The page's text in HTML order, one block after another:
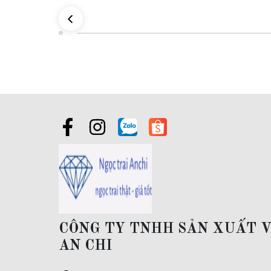
Đối tượng sử dụng: Dây chuyền vàng tây nữ, dây chuyền
Giao hàng toàn quốc và thanh toán khi nhận được hàng
Bảo hành:làm sạch sản phẩm trọn đời ( bằng máy rung siêu
Bỏ sỉ ngọc trai: Khách hàng mua sỉ vui lòng liên hệ qua zalo
CÔNG TY TNHH SẢN XUẤT
AN CHI